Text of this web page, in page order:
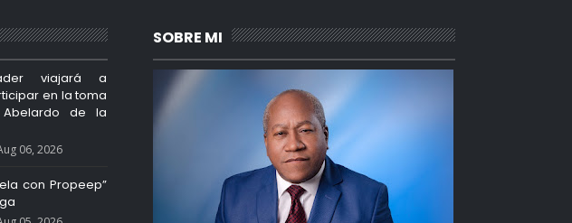
viajará a
en la toma
de la
06, 2026
con Propeep”
SOBRE MI